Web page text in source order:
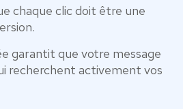
chaque clic doit être une
garantit que votre message
recherchent activement vos